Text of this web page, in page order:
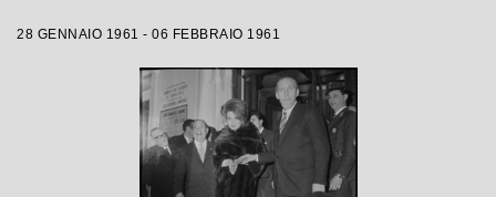
28 GENNAIO 1961 - 06 FEBBRAIO 1961